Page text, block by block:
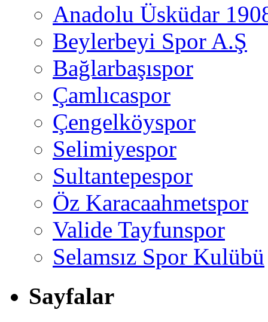
Anadolu Üsküdar
Beylerbeyi Spor A.Ş
Bağlarbaşıspor
Çamlıcaspor
Çengelköyspor
Selimiyespor
Sultantepespor
Öz Karacaahmetspor
Valide Tayfunspor
Selamsız Spor Kulübü
Sayfalar